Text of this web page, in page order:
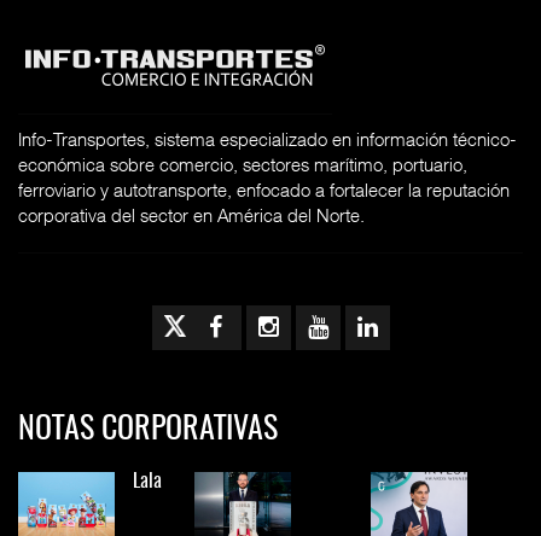
Info-Transportes, sistema especializado en información técnico-
económica sobre comercio, sectores marítimo, portuario,
ferroviario y autotransporte, enfocado a fortalecer la reputación
corporativa del sector en América del Norte.
NOTAS CORPORATIVAS
Lala